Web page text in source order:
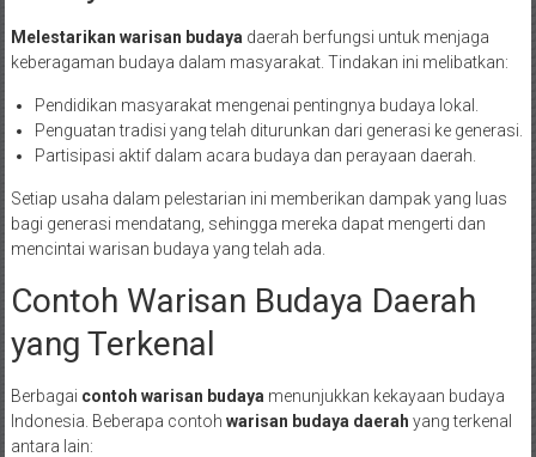
Melestarikan warisan budaya daerah berfungsi untuk menjaga
keberagaman budaya dalam masyarakat. Tindakan ini melibatkan:
Pendidikan masyarakat mengenai pentingnya budaya lokal.
Penguatan tradisi yang telah diturunkan dari generasi ke generasi.
Partisipasi aktif dalam acara budaya dan perayaan daerah.
Setiap usaha dalam pelestarian ini memberikan dampak yang luas
bagi generasi mendatang, sehingga mereka dapat mengerti dan
mencintai warisan budaya yang telah ada.
Contoh Warisan Budaya Daerah
yang Terkenal
Berbagai contoh warisan budaya menunjukkan kekayaan budaya
Indonesia. Beberapa contoh warisan budaya daerah yang terkenal
antara lain: